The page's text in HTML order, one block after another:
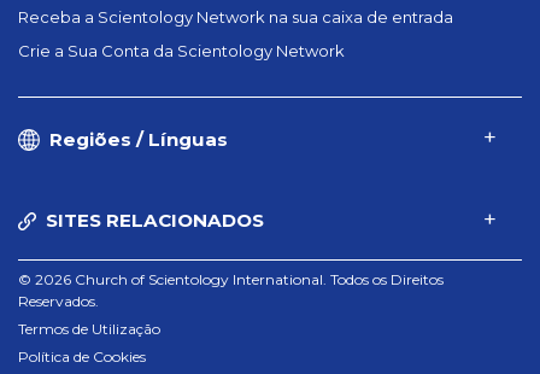
Receba a Scientology Network na sua caixa de entrada
Crie a Sua Conta da Scientology Network
Regiões / Línguas
SITES RELACIONADOS
© 2026 Church of Scientology International. Todos os Direitos
Reservados.
Termos de Utilização
Política de Cookies